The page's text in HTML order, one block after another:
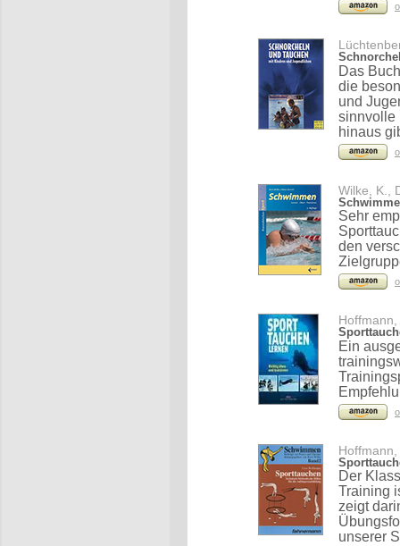
Das
die
und
sinnvolle
hinaus
Wilke, K.,
Sehr
den
Ein
Der
Training
zeigt
unserer